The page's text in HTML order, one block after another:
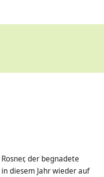
der begnadete
diesem Jahr wieder auf